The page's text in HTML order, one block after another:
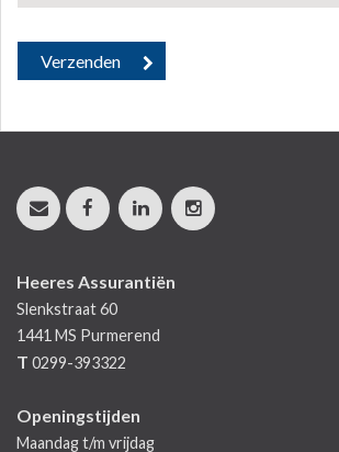
Heeres Assurantiën
Slenkstraat 60
1441 MS Purmerend
T 0299-393322
Openingstijden
Maandag t/m vrijdag